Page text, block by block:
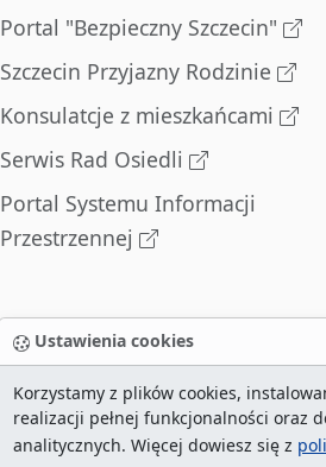
Ustawienia cookies
Korzystamy z plików cookies,
realizacji pełnej funkcjonalności oraz
analitycznych. Więcej dowiesz się z
Portal "Bezpieczny Szczecin"
Szczecin Przyjazny Rodzinie
Konsulatcje z mieszkańcami
Serwis Rad Osiedli
Portal Systemu Informacji
Przestrzennej